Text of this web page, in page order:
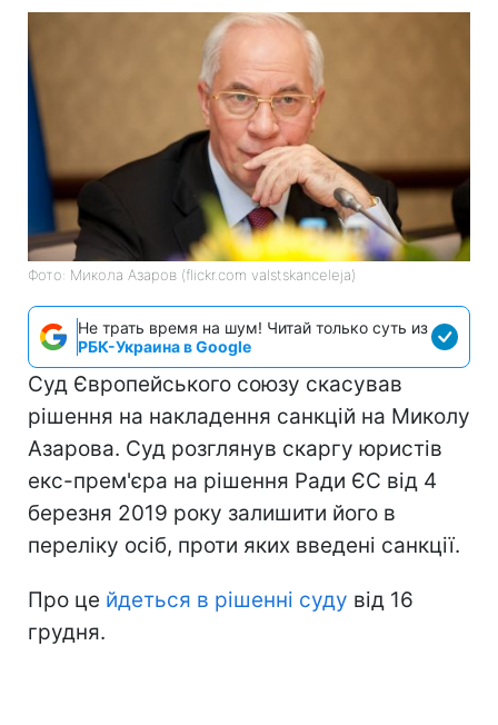
Фото: Микола Азаров (flickr.com valstskanceleja)
Не трать время на шум! Читай только суть из
РБК-Украина в Google
Суд Європейського союзу скасував
рішення на накладення санкцій на Миколу
Азарова. Суд розглянув скаргу юристів
екс-прем'єра на рішення Ради ЄС від 4
березня 2019 року залишити його в
переліку осіб, проти яких введені санкції.
Про це йдеться в рішенні суду від 16
грудня.